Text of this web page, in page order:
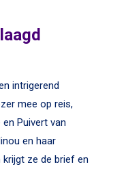
intrigerend
mee op reis,
Puivert van
en haar
ze de brief en